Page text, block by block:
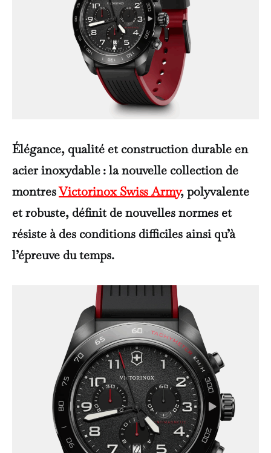
Élégance, qualité et construction durable en
acier inoxydable : la nouvelle collection de
montresVictorinox Swiss Army, polyvalente
et robuste, définit de nouvelles normes et
résiste à des conditions difficiles ainsi qu’à
l’épreuve du temps.